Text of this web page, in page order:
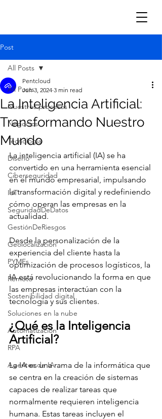
Post
All Posts
Nuestros procesos
Negocios
Tecnología
Diseño
Ciberseguridad
IoT
SeguridadDeDatos
GestiónDeRiesgos
Geolocalización
PYMEs
Remoto
Sostenibilidad digital
Soluciones en la nube
Automatización
RPA
Agentes de IA
All Posts
La Inteligencia Artificial:
Transformando Nuestro
Mundo
Pentcloud
Jun 3, 2024 3 min read
La inteligencia artificial (IA) se ha
convertido en una herramienta esencial
en el mundo empresarial, impulsando
la transformación digital y redefiniendo
cómo operan las empresas en la
actualidad.
Desde la personalización de la
experiencia del cliente hasta la
optimización de procesos logísticos, la
IA está revolucionando la forma en que
las empresas interactúan con la
tecnología y sus clientes.
¿Qué es la Inteligencia
Artificial?
La IA es una rama de la informática que
se centra en la creación de sistemas
capaces de realizar tareas que
normalmente requieren inteligencia
humana. Estas tareas incluyen el